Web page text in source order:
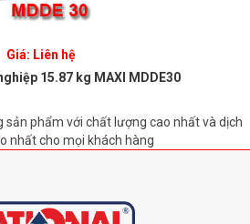
Giá: Liên hệ
15.87 kg MAXI MDDE30
sản phẩm với chất lượng cao nhất và dịch
nhất cho mọi khách hàng